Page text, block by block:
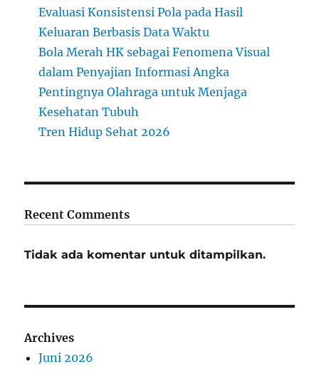
Evaluasi Konsistensi Pola pada Hasil
Keluaran Berbasis Data Waktu
Bola Merah HK sebagai Fenomena Visual
dalam Penyajian Informasi Angka
Pentingnya Olahraga untuk Menjaga
Kesehatan Tubuh
Tren Hidup Sehat 2026
Recent Comments
Tidak ada komentar untuk ditampilkan.
Archives
Juni 2026